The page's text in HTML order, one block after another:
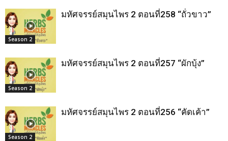
Season 2
มหัศจรรย์สมุนไพร 2 ตอนที่258 “ถั่วขาว”
Season 2
มหัศจรรย์สมุนไพร 2 ตอนที่257 “ผักบุ้ง”
Season 2
มหัศจรรย์สมุนไพร 2 ตอนที่256 “คัดเค้า”